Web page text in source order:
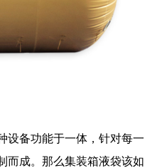
设备功能于一体，针对每一
而成。那么集装箱液袋该如